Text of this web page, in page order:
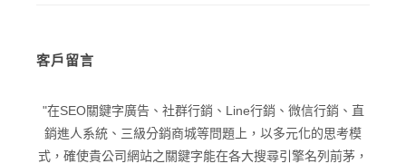
客戶留言
鍵字廣告、社群行銷、Line行銷、微信行銷、直
、三級分銷商城等問題上，以多元化的思考模
公司網站之關鍵字能在各大搜尋引擎名列前茅，
在品牌優化與品牌
潛在客戶為目標，擴